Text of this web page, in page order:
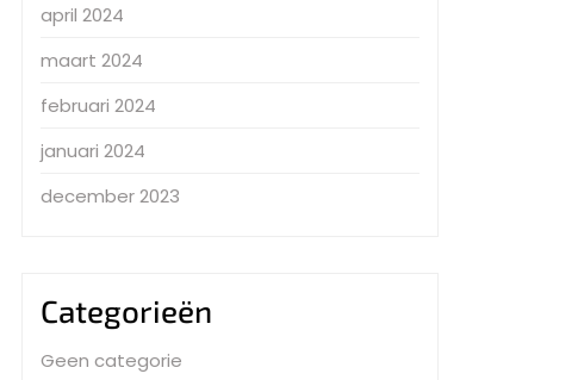
april 2024
maart 2024
februari 2024
januari 2024
december 2023
Categorieën
Geen categorie